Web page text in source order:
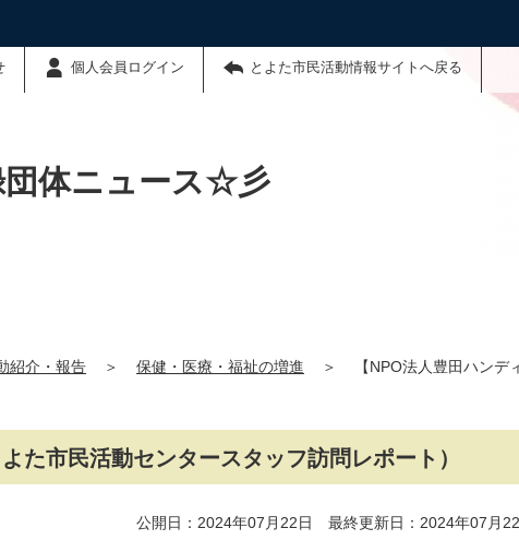
個人会員ログイン とよた市民活動情報サイトへ戻る
団体ニュース☆彡
紹介・報告 ＞ 保健・医療・福祉の増進 ＞
【NPO法人豊田ハン
た市民活動センタースタッフ訪問レポート）
公開日：2024年07月22日 最終更新日：2024年07月